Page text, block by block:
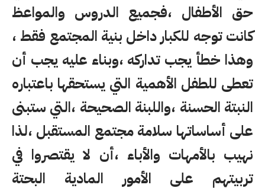
حق الأطفال ،فجميع الدروس والمواعظ
كانت توجه للكبار داخل بنية المجتمع فقط ،
وهذا خطأ يجب تداركه ،وبناء عليه يجب أن
تعطى للطفل الأهمية التي يستحقها باعتباره
النبتة الحسنة ،واللبنة الصحيحة ،التي ستبنى
على أساساتها سلامة مجتمع المستقبل ،لذا
نهيب بالأمهات والأباء ،أن لا يقتصروا في
تربيتهم على الأمور المادية البحتة